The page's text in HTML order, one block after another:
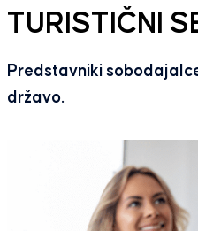
TURISTIČNI
Predstavniki
državo.